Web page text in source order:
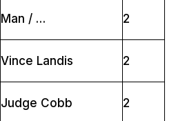
Man / … 2
Vince Landis 2
Judge Cobb 2